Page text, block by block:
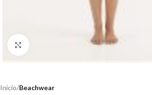
Haga clic para ampliar
Inicio Beachwear